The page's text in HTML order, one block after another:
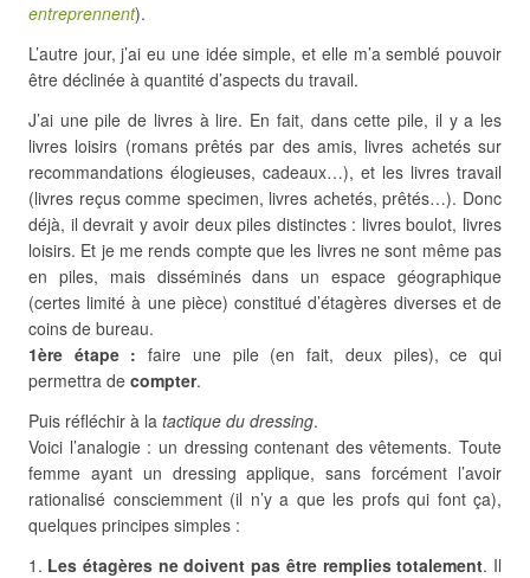
entreprennent).
L’autre jour, j’ai eu une idée simple, et elle m’a semblé pouvoir
être déclinée à quantité d’aspects du travail.
J’ai une pile de livres à lire. En fait, dans cette pile, il y a les
livres loisirs (romans prêtés par des amis, livres achetés sur
recommandations élogieuses, cadeaux…), et les livres travail
(livres reçus comme specimen, livres achetés, prêtés…). Donc
déjà, il devrait y avoir deux piles distinctes : livres boulot, livres
loisirs. Et je me rends compte que les livres ne sont même pas
en piles, mais disséminés dans un espace géographique
(certes limité à une pièce) constitué d’étagères diverses et de
coins de bureau.
1ère étape : faire une pile (en fait, deux piles), ce qui
permettra de compter.
Puis réfléchir à la tactique du dressing.
Voici l’analogie : un dressing contenant des vêtements. Toute
femme ayant un dressing applique, sans forcément l’avoir
rationalisé consciemment (il n’y a que les profs qui font ça),
quelques principes simples :
Les étagères ne doivent pas être remplies totalement. Il